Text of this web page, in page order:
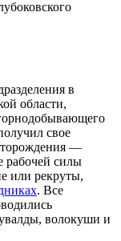
в
области,
свое
—
рабочей силы
или рекруты,
. Все
волокуши и